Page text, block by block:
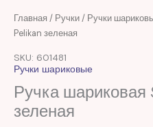
Главная / Ручки/ Ручки
Pelikan зеленая
SKU: 601481
Ручки шариковые
Ручка
зеленая